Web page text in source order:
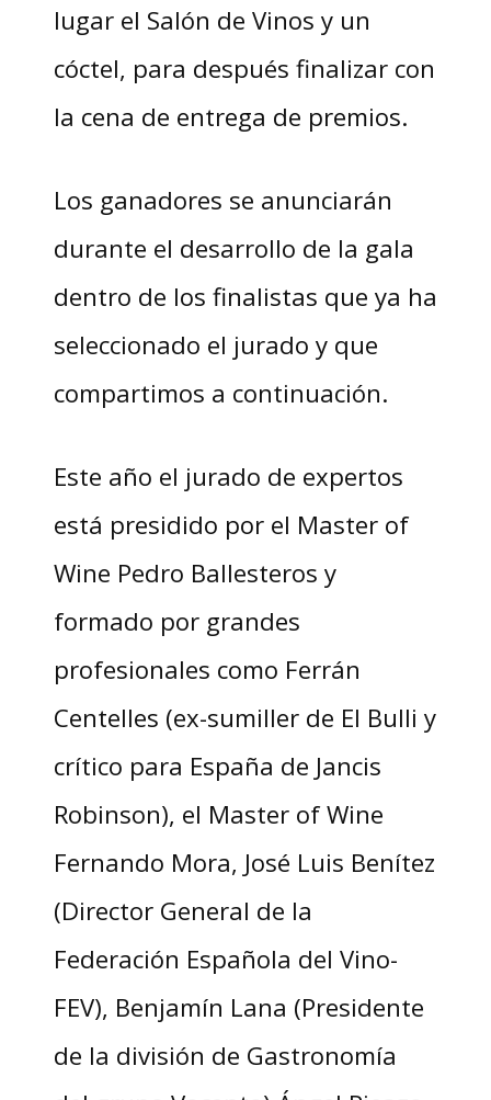
lugar el Salón de Vinos y un
cóctel, para después finalizar con
la cena de entrega de premios.
Los ganadores se anunciarán
durante el desarrollo de la gala
dentro de los finalistas que ya ha
seleccionado el jurado y que
compartimos a continuación.
Este año el jurado de expertos
está presidido por el Master of
Wine Pedro Ballesteros y
formado por grandes
profesionales como Ferrán
Centelles (ex-sumiller de El Bulli y
crítico para España de Jancis
Robinson), el Master of Wine
Fernando Mora, José Luis Benítez
(Director General de la
Federación Española del Vino-
FEV), Benjamín Lana (Presidente
de la división de Gastronomía